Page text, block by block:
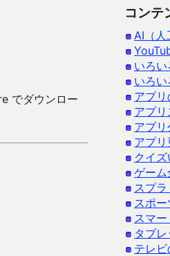
でダウンロー
コンテ
AI（人
いろ
いろ
アプ
アプ
アプ
アプ
クイ
ゲー
スプ
スポ
スマ
タブ
テレ